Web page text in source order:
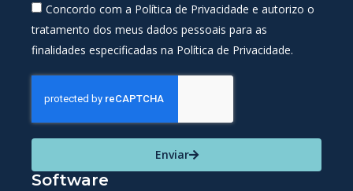
Concordo com a Política de Privacidade e autorizo o
tratamento dos meus dados pessoais para as
finalidades especificadas na Política de Privacidade.
Enviar
Software